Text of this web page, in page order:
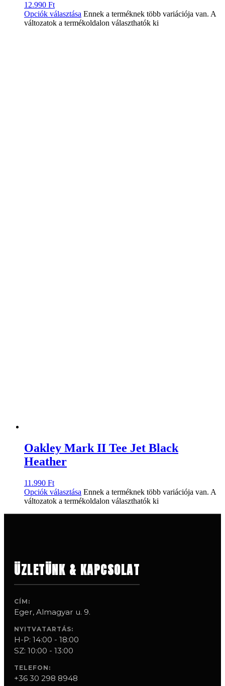
12.990 Ft
Opciók választása Ennek a terméknek több variációja van. A
változatok a termékoldalon választhatók ki
Oakley Mark II Tee Jet Black
Heather
11.990 Ft
Opciók választása Ennek a terméknek több variációja van. A
változatok a termékoldalon választhatók ki
ÜZLETÜNK & KAPCSOLAT
CÍM:
Eger, Almagyar u. 9.
NYITVATARTÁS:
H-P: 14:00 - 18:00
SZ: 10:00 - 13:00
TELEFON:
+36 30 298 8948